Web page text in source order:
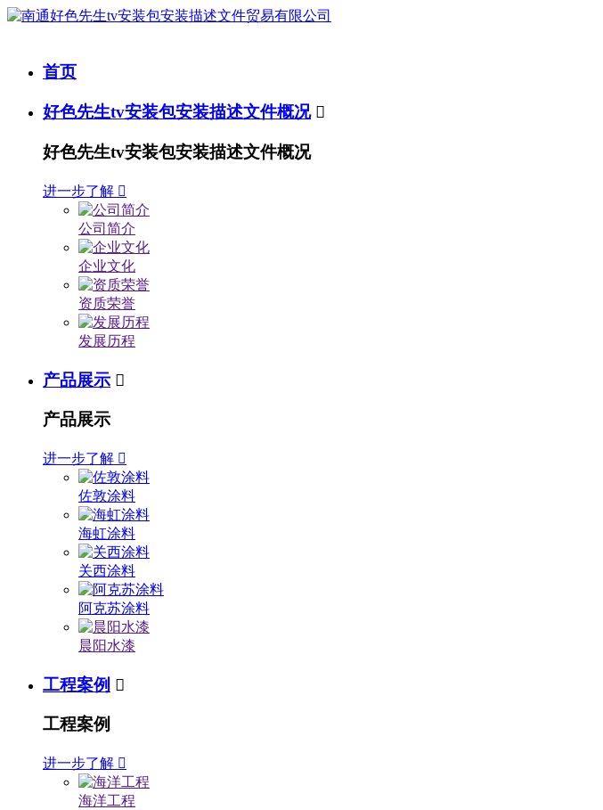
首页
好色先生tv安装包安装描述文件概况 
好色先生tv安装包安装描述文件概况
进一步了解 
公司简介
企业文化
资质荣誉
发展历程
产品展示 
产品展示
进一步了解 
佐敦涂料
海虹涂料
关西涂料
阿克苏涂料
晨阳水漆
工程案例 
工程案例
进一步了解 
海洋工程